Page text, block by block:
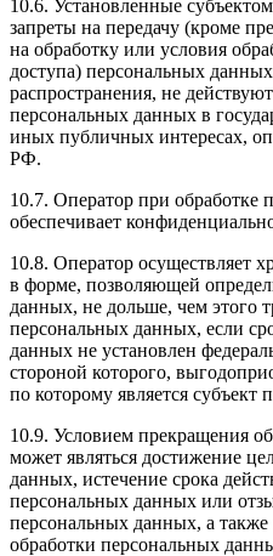
10.6. Установленные
запреты на передачу (кроме
на обработку или условия
доступа) персональных
распространения, не
персональных данных в
иных публичных интересах,
РФ.
10.7. Оператор при обработке
обеспечивает
10.8. Оператор осуществляет
в форме, позволяющей
данных, не дольше, чем этого
персональных данных, если
данных не установлен
стороной которого,
по которому является субъект
10.9. Условием прекращения
может являться достижение
данных, истечение срока
персональных данных или
персональных данных, а
обработки персональных